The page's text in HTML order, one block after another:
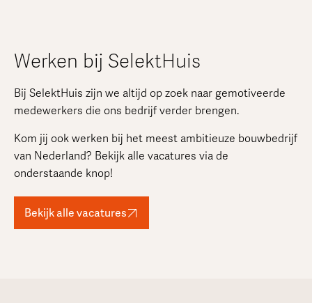
Werken bij SelektHuis
Bij SelektHuis zijn we altijd op zoek naar gemotiveerde
medewerkers die ons bedrijf verder brengen.
Kom jij ook werken bij het meest ambitieuze bouwbedrijf
van Nederland? Bekijk alle vacatures via de
onderstaande knop!
Bekijk alle vacatures